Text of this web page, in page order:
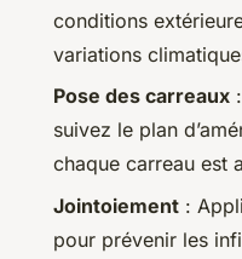
conditions
variations
Pose des carreaux
suivez le plan
chaque carreau est
Jointoiement :
pour prévenir les